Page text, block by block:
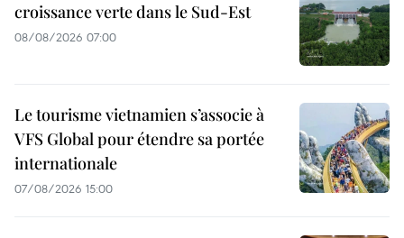
croissance verte dans le Sud-Est
08/08/2026 07:00
Le tourisme vietnamien s’associe à
VFS Global pour étendre sa portée
internationale
07/08/2026 15:00